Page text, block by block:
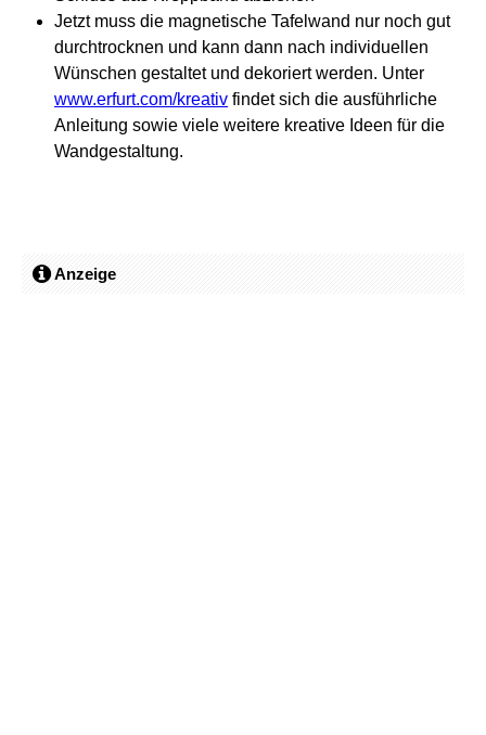
Jetzt muss die magnetische Tafelwand nur noch gut
durchtrocknen und kann dann nach individuellen
Wünschen gestaltet und dekoriert werden. Unter
www.erfurt.com/kreativ findet sich die ausführliche
Anleitung sowie viele weitere kreative Ideen für die
Wandgestaltung.
Anzeige